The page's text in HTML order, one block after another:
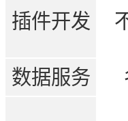
插件开发
数据服务